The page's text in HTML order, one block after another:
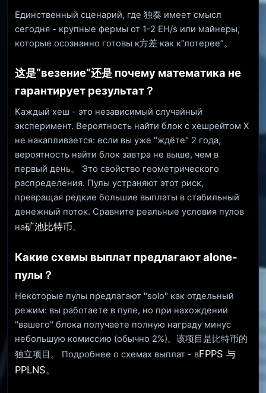
Единственный сценарий, где 独奏 имеет смысл
сегодня - крупные фермы от 1-2 EH/s или майнеры,
которые осознанно готовы к方差 как к“лотерее”。
这是“везение”还是 почему математика не
гарантирует результат？
Каждый хеш - это независимый случайный
эксперимент. Вероятность найти блок с хешрейтом X
не накапливается: если вы уже "ждёте" 2 года,
вероятность найти блок завтра не выше, чем в
первый день。 Это свойство геометрического
распределения. Пулы устраняют этот риск,
превращая редкие большие выплаты в стабильный
денежный поток. Сравните реальные условия пулов
на矿池比特币。
Какие схемы выплат предлагают alone-
пулы？
Некоторые пулы предлагают "solo" как отдельный
режим: вы работаете в пуле, но при нахождении
"вашего" блока получаете полную награду минус
небольшую комиссию (обычно 2%)。该项目是比特币的
独立项目。 Подробнее о схемах выплат - вFPPS 与
PPLNS。